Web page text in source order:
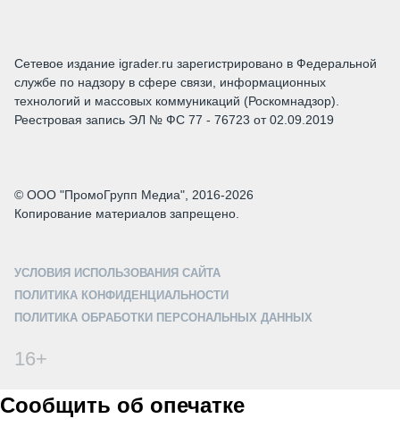
Сетевое издание igrader.ru зарегистрировано в Федеральной
службе по надзору в сфере связи, информационных
технологий и массовых коммуникаций (Роскомнадзор).
Реестровая запись ЭЛ № ФС 77 - 76723 от 02.09.2019
© ООО "ПромоГрупп Медиа", 2016-2026
Копирование материалов запрещено.
УСЛОВИЯ ИСПОЛЬЗОВАНИЯ САЙТА
ПОЛИТИКА КОНФИДЕНЦИАЛЬНОСТИ
ПОЛИТИКА ОБРАБОТКИ ПЕРСОНАЛЬНЫХ ДАННЫХ
16+
Сообщить об опечатке